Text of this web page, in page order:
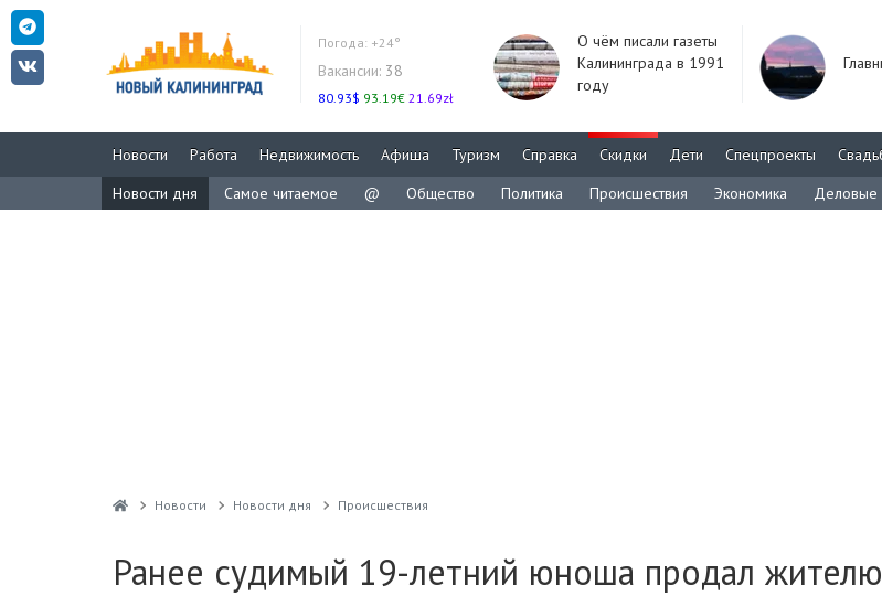
Погода: +24°
Вакансии: 38
80.93$ 93.19€ 21.69zł
О чём писали газеты
Калининграда в 1991
году
Новости Работа Недвижимость Афиша Туризм Справка Скидки Дети Спецпроекты
Новости дня
Самое читаемое @ Общество Политика Происшествия Экономика Деловые
Новости Новости дня Проиcшествия
Ранее судимый 19-летний юноша продал жителю